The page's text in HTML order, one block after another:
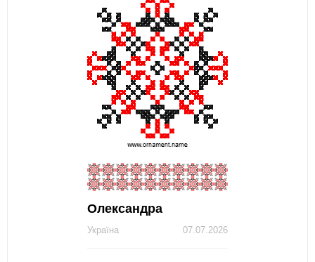
Олександра
07.07.2026
Україна